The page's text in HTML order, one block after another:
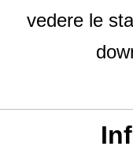
vedere le